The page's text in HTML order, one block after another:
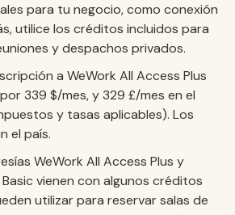
para tu negocio, como conexión
utilice los créditos incluidos para
y despachos privados.
a WeWork All Access Plus
339 $/mes, y 329 £/mes en el
y tasas aplicables). Los
el país.
WeWork All Access Plus y
vienen con algunos créditos
utilizar para reservar salas de